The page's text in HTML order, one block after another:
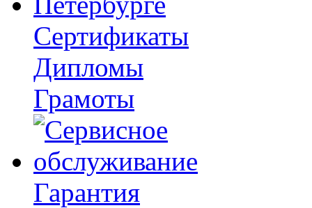
Сертификаты
Дипломы
Грамоты
Гарантия